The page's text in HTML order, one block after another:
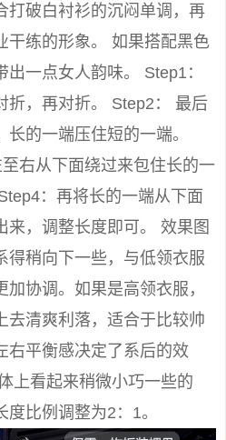
打破白衬衫的沉闷单调，再
干练的形象。 如果搭配黑色
一点女人韵味。 Step1：
折，再对折。 Step2： 最后
的一端压住短的一端。
右从下面绕过来包住长的一
：再将长的一端从下面
来，调整长度即可。 效果图
得稍向下一些，与低领衣服
协调。如果是高领衣服，
去清爽利落，适合于比较帅
右平衡感决定了系后的效
上看起来稍微小巧一些的
比例调整为2：1。